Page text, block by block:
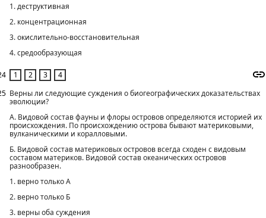
1. деструктивная
2. концентрационная
3. окислительно-восстановительная
4. средообразующая
Верны ли следующие суждения о биогеографических доказательствах
эволюции?
А. Видовой состав фауны и флоры островов определяются историей их
происхождения. По происхождению острова бывают материковыми,
вулканическими и коралловыми.
Б. Видовой состав материковых островов всегда сходен с видовым
составом материков. Видовой состав океанических островов
разнообразен.
1. верно только А
2. верно только Б
3. верны оба суждения